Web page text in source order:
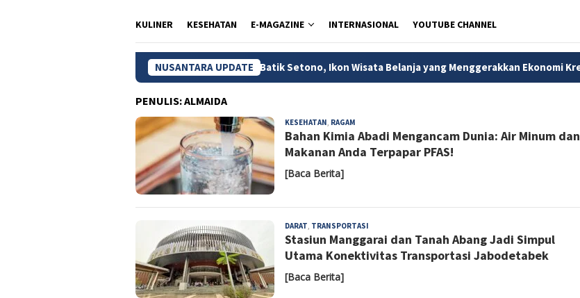
KULINER KESEHATAN E-MAGAZINE INTERNASIONAL YOUTUBE CHANNEL
NUSANTARA UPDATE
Pasar Batik Setono, Ikon Wisata Belanja yang Menggerakkan Ekonomi Kreatif Pekalongan
PENULIS:ALMAIDA
KESEHATAN, RAGAM
Bahan Kimia Abadi Mengancam Dunia: Air Minum dan
Makanan Anda Terpapar PFAS!
[Baca Berita]
DARAT, TRANSPORTASI
Stasiun Manggarai dan Tanah Abang Jadi Simpul
Utama Konektivitas Transportasi Jabodetabek
[Baca Berita]